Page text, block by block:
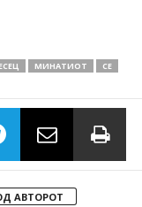
МИНАТИОТ
СЕ
АВТОРОТ